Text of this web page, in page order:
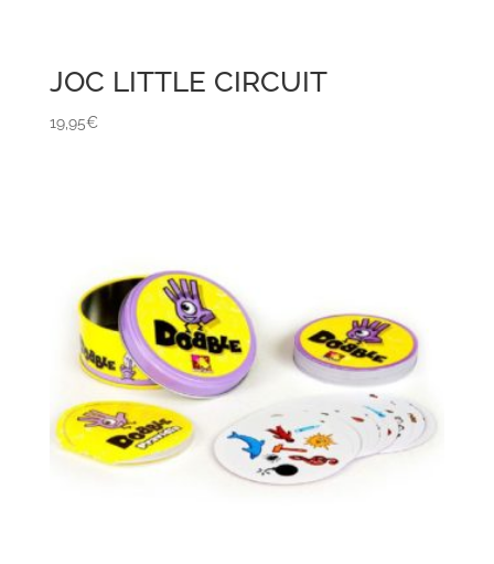
JOC LITTLE CIRCUIT
19,95€